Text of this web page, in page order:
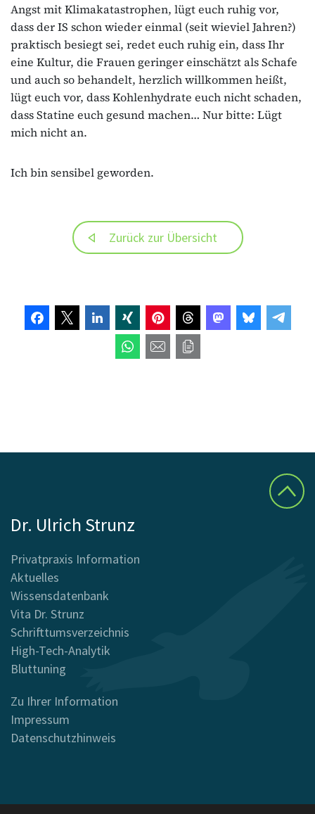
Angst mit Klimakatastrophen, lügt euch ruhig vor,
dass der IS schon wieder einmal (seit wieviel Jahren?)
praktisch besiegt sei, redet euch ruhig ein, dass Ihr
eine Kultur, die Frauen geringer einschätzt als Schafe
und auch so behandelt, herzlich willkommen heißt,
lügt euch vor, dass Kohlenhydrate euch nicht schaden,
dass Statine euch gesund machen… Nur bitte: Lügt
mich nicht an.
Ich bin sensibel geworden.
Zurück zur Übersicht
Dr. Ulrich Strunz
Privatpraxis Information
Aktuelles
Wissensdatenbank
Vita Dr. Strunz
Schrifttumsverzeichnis
High-Tech-Analytik
Bluttuning
Zu Ihrer Information
Impressum
Datenschutzhinweis